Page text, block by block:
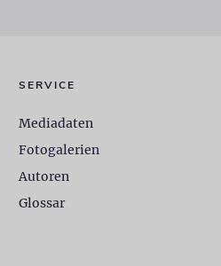
SERVICE
Mediadaten
Fotogalerien
Autoren
Glossar